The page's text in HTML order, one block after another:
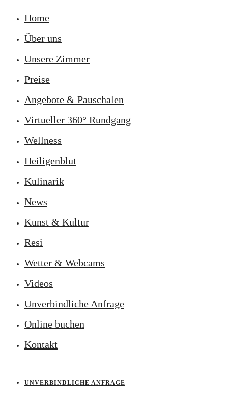
Home
Über uns
Unsere Zimmer
Preise
Angebote & Pauschalen
Virtueller 360° Rundgang
Wellness
Heiligenblut
Kulinarik
News
Kunst & Kultur
Resi
Wetter & Webcams
Videos
Unverbindliche Anfrage
Online buchen
Kontakt
UNVERBINDLICHE ANFRAGE